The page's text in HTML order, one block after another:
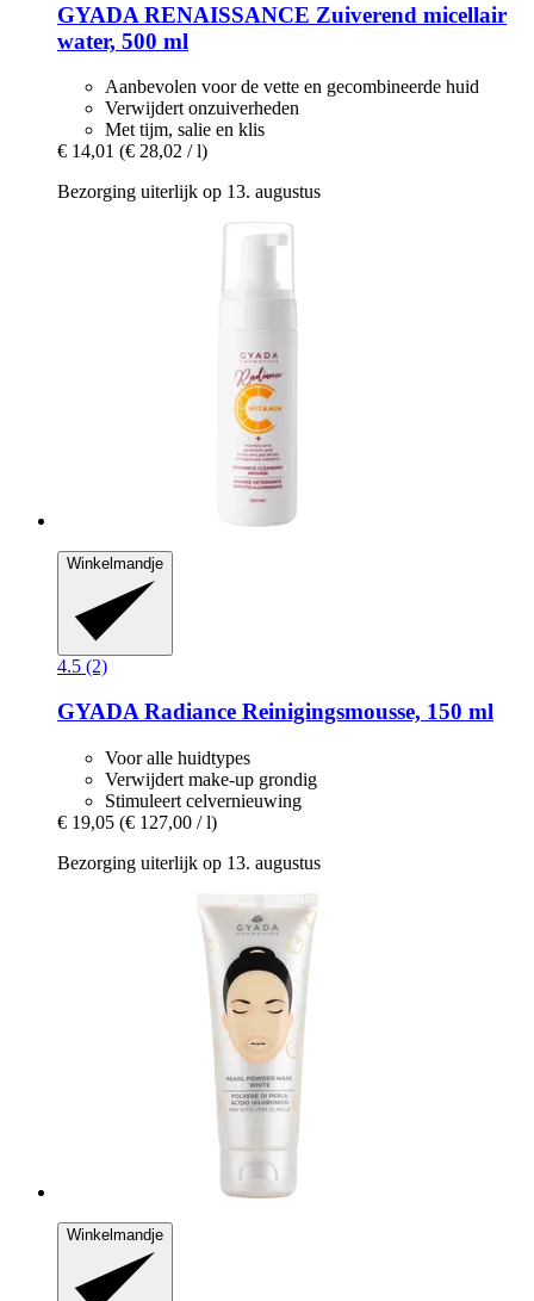
GYADA RENAISSANCE Zuiverend micellair
water, 500 ml
Aanbevolen voor de vette en gecombineerde huid
Verwijdert onzuiverheden
Met tijm, salie en klis
€ 14,01 (€ 28,02 / l)
Bezorging uiterlijk op 13. augustus
Winkelmandje
4.5 (2)
GYADARadiance Reinigingsmousse, 150 ml
Voor alle huidtypes
Verwijdert make-up grondig
Stimuleert celvernieuwing
€ 19,05 (€ 127,00 / l)
Bezorging uiterlijk op 13. augustus
Winkelmandje